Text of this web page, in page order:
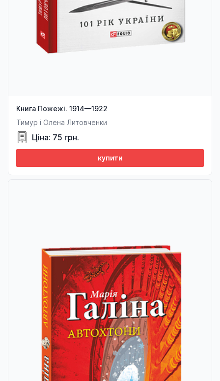
Книга Пожежі. 1914—1922
Тимур і Олена Литовченки
Ціна: 75 грн.
купити